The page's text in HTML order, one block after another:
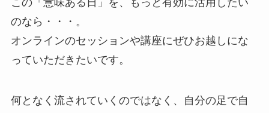
この「意味ある日」を、もっと有効に活用したい
のなら・・・。
オンラインのセッションや講座にぜひお越しにな
っていただきたいです。
何となく流されていくのではなく、自分の足で自